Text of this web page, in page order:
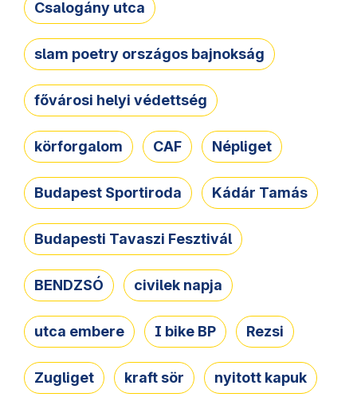
Csalogány utca
slam poetry országos bajnokság
fővárosi helyi védettség
körforgalom CAF Népliget
Budapest Sportiroda Kádár Tamás
Budapesti Tavaszi Fesztivál
BENDZSÓ civilek napja
utca embere I bike BP Rezsi
Zugliget kraft sör nyitott kapuk